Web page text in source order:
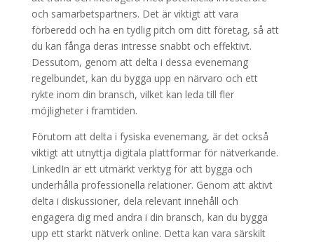
och samarbetspartners. Det är viktigt att vara
förberedd och ha en tydlig pitch om ditt företag, så att
du kan fånga deras intresse snabbt och effektivt.
Dessutom, genom att delta i dessa evenemang
regelbundet, kan du bygga upp en närvaro och ett
rykte inom din bransch, vilket kan leda till fler
möjligheter i framtiden.
Förutom att delta i fysiska evenemang, är det också
viktigt att utnyttja digitala plattformar för nätverkande.
LinkedIn är ett utmärkt verktyg för att bygga och
underhålla professionella relationer. Genom att aktivt
delta i diskussioner, dela relevant innehåll och
engagera dig med andra i din bransch, kan du bygga
upp ett starkt nätverk online. Detta kan vara särskilt